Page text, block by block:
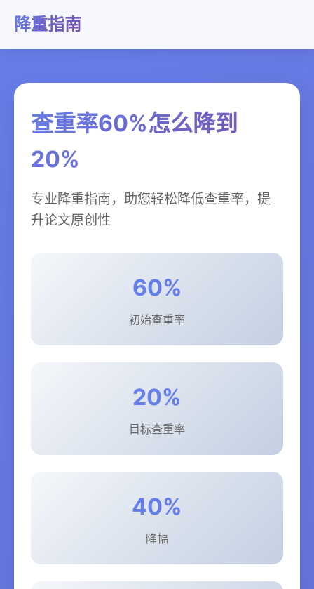
降重指南
查重率60%怎么降到
20%
专业降重指南，助您轻松降低查重率，提
升论文原创性
60%
初始查重率
20%
目标查重率
40%
降幅